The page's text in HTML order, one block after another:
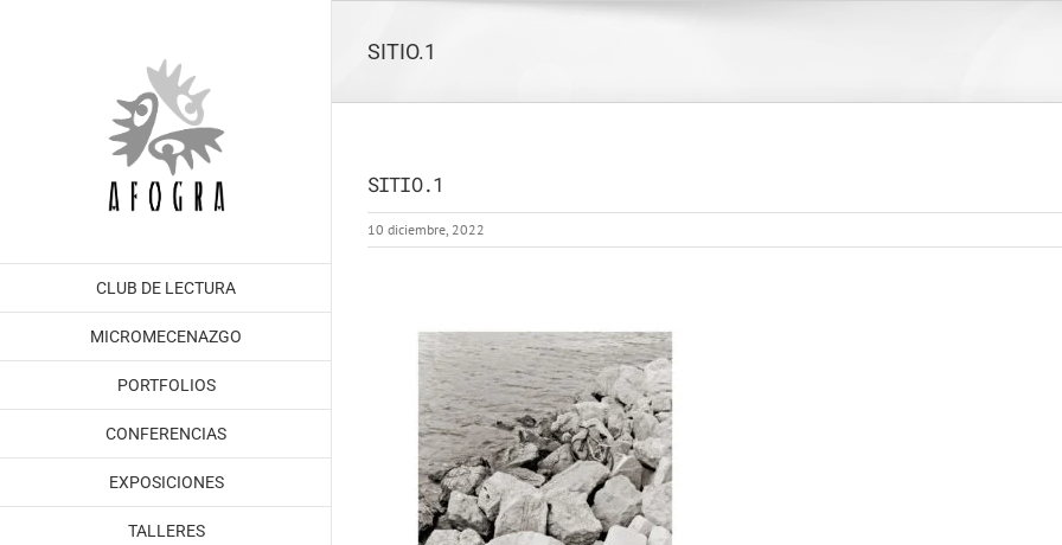
CLUB DE LECTURA
MICROMECENAZGO
PORTFOLIOS
CONFERENCIAS
EXPOSICIONES
TALLERES
SITIO.1
SITIO.1
10 diciembre, 2022